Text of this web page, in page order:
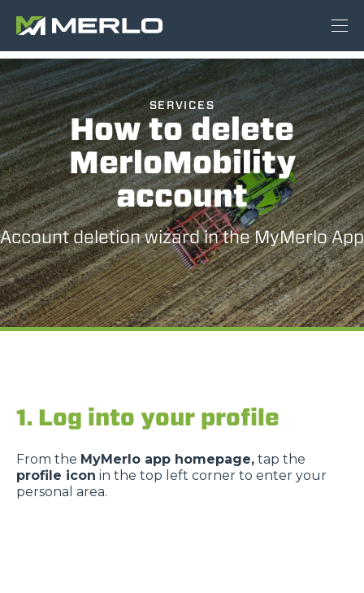
SERVICES
How to delete
MerloMobility
account
Account deletion wizard in the MyMerlo App
1. Log into your profile
From the MyMerlo app homepage, tap the
profile icon in the top left corner to enter your
personal area.